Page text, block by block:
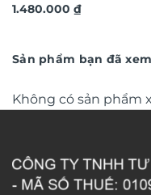
cấp TDV20
1.480.000 ₫
Sản phẩm bạn đã xem
Không có sản phẩm